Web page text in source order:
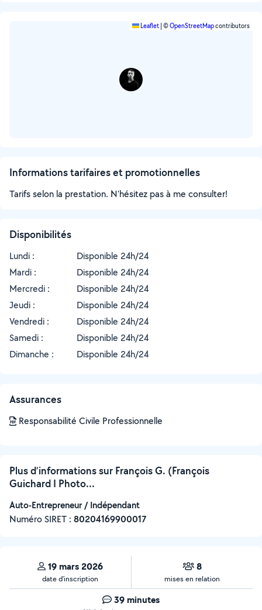
Leaflet ©OpenStreetMapcontributors
Informations tarifaires et promotionnelles
Tarifs selon la prestation. N'hésitez pas à me consulter!
Disponibilités
Lundi :
Disponible 24h/24
Mardi :
Disponible 24h/24
Mercredi :
Disponible 24h/24
Jeudi :
Disponible 24h/24
Vendredi :
Disponible 24h/24
Samedi :
Disponible 24h/24
Dimanche :
Disponible 24h/24
Assurances
Responsabilité Civile Professionnelle
Plus d’informations sur François G. (François
Guichard I Photo...
Auto-Entrepreneur / Indépendant
Numéro SIRET : ‍80204169900017
19 mars 2026
date d’inscription
8
mises en relation
39 minutes